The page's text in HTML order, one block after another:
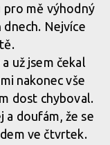
pro mě výhodný
Nejvíce
už jsem čekal
nakonec vše
dost chyboval.
a doufám, že se
ve čtvrtek.